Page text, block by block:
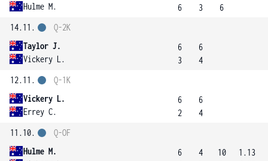
Hulme M.
6
3
6
14.11.
Taylor J.
Vickery L.
Q-2K
6
3
6
4
12.11.
Vickery L.
Errey C.
Q-1K
6
2
6
4
11.10.
Hulme M.
Q-OF
6
4
10
1.13